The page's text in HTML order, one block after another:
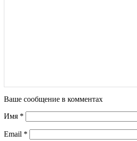
Ваше сообщение в комментах
Имя *
Email *